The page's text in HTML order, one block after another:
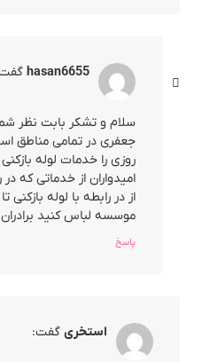
hasan6655 گفت:
سلام و تشکر بابت نظر شما
جعفری در تمامی مناطق
روزی را خدمات لوله بازکنی
امیدواران از خدماتی که در
از در رابطه با لوله بازکنی
موسسه لباس کنید برادران
پاسخ
استخری گفت: